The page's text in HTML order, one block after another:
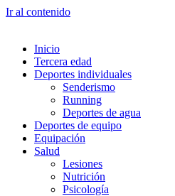
Ir al contenido
Inicio
Tercera edad
Deportes individuales
Senderismo
Running
Deportes de agua
Deportes de equipo
Equipación
Salud
Lesiones
Nutrición
Psicología